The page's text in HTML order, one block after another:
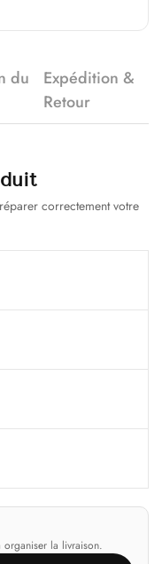
du
Expédition &
Retour
correctement votre
la livraison.